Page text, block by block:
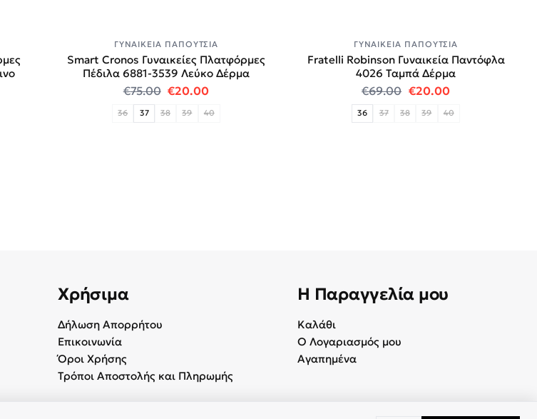
€55.00.
τιμή είναι: €20.00.
ΓΥΝΑΙΚΕΊΑ ΠΑΠΟΎΤΣΙΑ
Smart Cronos Γυναικείες Πλατφόρμες
Πέδιλα 6881-3539 Λεύκο Δέρμα
€75.00 Original price was: €75.00.
€20.00Η τρέχουσα τιμή είναι: €20.00.
36 37 38 39 40
ΓΥΝΑΙΚΕΊΑ ΠΑΠΟΎΤΣΙΑ
Fratelli Robinson Γυναικεία Παντόφλα
4026 Ταμπά Δέρμα
€69.00 Original price was:
€20.00Η τρέχουσα
36 37 38 39 40
Χρήσιμα
Δήλωση Απορρήτου
Επικοινωνία
Όροι Χρήσης
Τρόποι Αποστολής και Πληρωμής
Η Παραγγελία μου
Καλάθι
Ο Λογαριασμός μου
Αγαπημένα